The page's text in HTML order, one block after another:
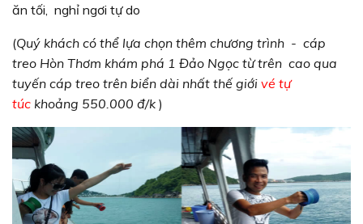
ăn tối, nghỉ ngơi tự do
(Quý khách có thể lựa chọn thêm chương trình - cáp
treo Hòn Thơm khám phá 1 Đảo Ngọc từ trên cao qua
tuyến cáp treo trên biển dài nhất thế giới vé tự
túc khoảng 550.000 đ/k )